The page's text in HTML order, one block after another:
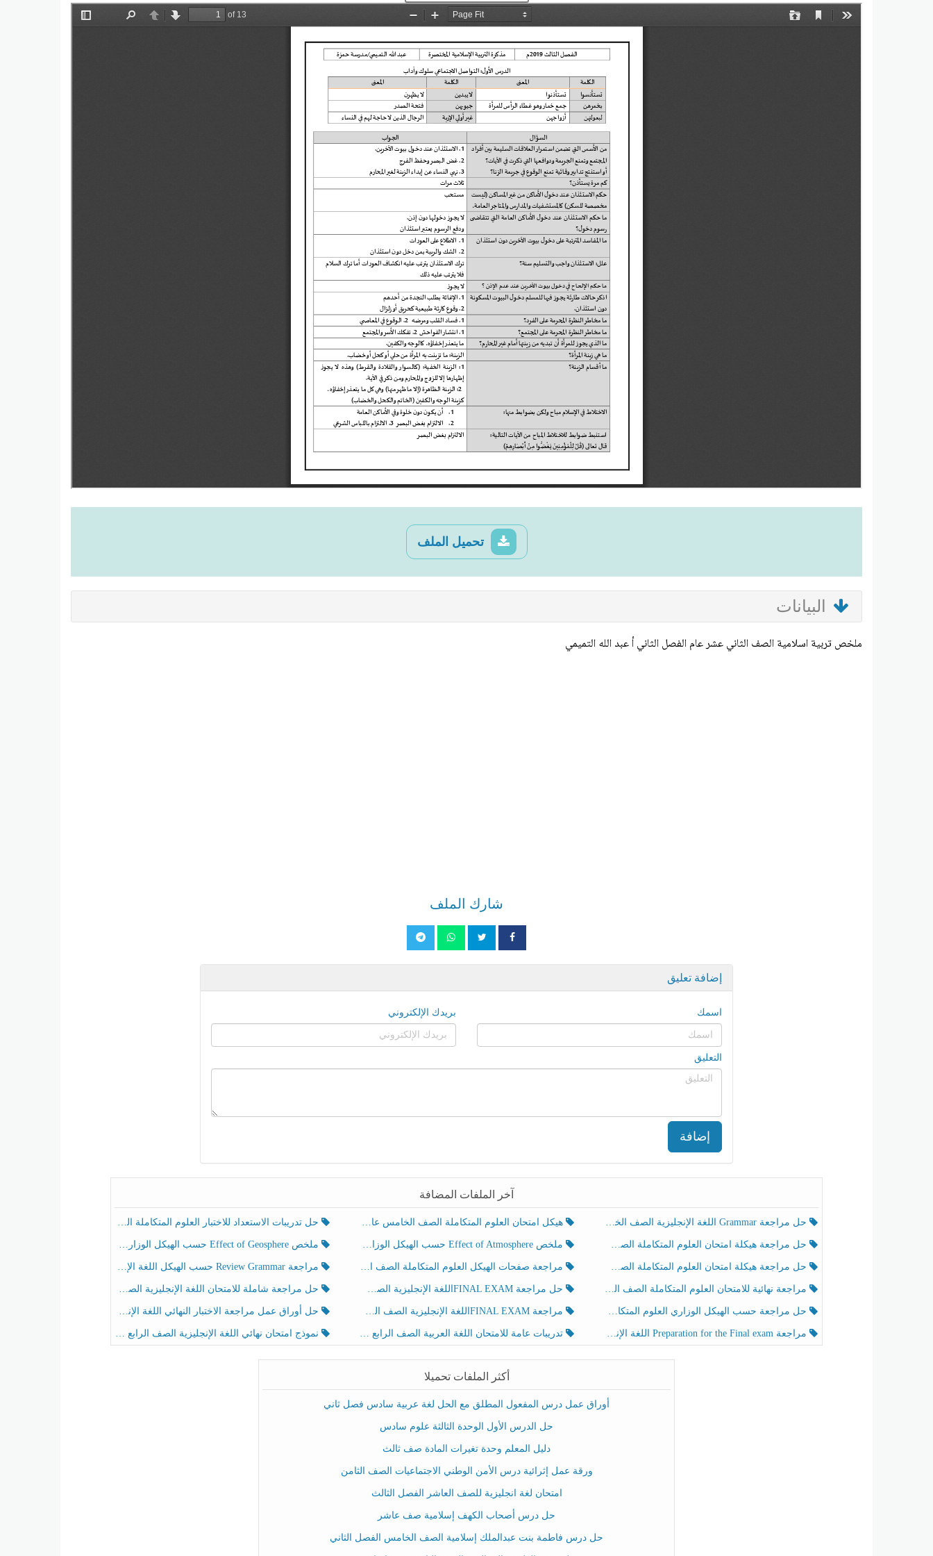
تحميل الملف
البيانات
ملخص تربية اسلامية الصف الثاني عشر عام الفصل الثاني أ عبد الله التميمي
شارك الملف
إضافة تعليق
اسمك بريدك الإلكتروني
التعليق
إضافة
آخر الملفات المضافة
حل مراجعة Grammar اللغة الإنجليزية الصف الخامس الفصل الثالث هيكل امتحان العلوم المتكاملة الصف الخامس عام الفصل الدراسي الثالث 2025-2026 حل تدريبات الاستعداد للاختبار العلوم المتكاملة الصف الخامس عام الفصل الثالث
حل مراجعة هيكلة امتحان العلوم المتكاملة الصف الخامس انسبير الفصل الثالث ملخص Effect of Atmosphere حسب الهيكل الوزاري العلوم المتكاملة الصف الخامس انسبير الفصل الثالث ملخص Effect of Geosphere حسب الهيكل الوزاري العلوم المتكاملة الصف الخامس انسبير الفصل الثالث
حل مراجعة هيكلة امتحان العلوم المتكاملة الصف الخامس عام الفصل الثالث مراجعة صفحات الهيكل العلوم المتكاملة الصف الخامس انسبير الفصل الثالث مراجعة Review Grammar حسب الهيكل اللغة الإنجليزية الصف الخامس الفصل الثالث
مراجعة نهائية للامتحان العلوم المتكاملة الصف الخامس انسبير الفصل الثالث حل مراجعة FINAL EXAMاللغة الإنجليزية الصف الخامس الفصل الثالث حل مراجعة شاملة للامتحان اللغة الإنجليزية الصف الخامس الفصل الثالث
حل مراجعة حسب الهيكل الوزاري العلوم المتكاملة الصف الخامس عام الفصل الثالث مراجعة FINAL EXAMاللغة الإنجليزية الصف الخامس الفصل الثالث حل أوراق عمل مراجعة الاختبار النهائي اللغة الإنجليزية الصف الرابع الفصل الثالث
مراجعة Preparation for the Final exam اللغة الإنجليزية الصف الرابع الفصل الثالث تدريبات عامة للامتحان اللغة العربية الصف الرابع الفصل الثالث نموذج امتحان نهائي اللغة الإنجليزية الصف الرابع الفصل الثالث
أكثر الملفات تحميلا
أوراق عمل درس المفعول المطلق مع الحل لغة عربية سادس فصل ثاني
حل الدرس الأول الوحدة الثالثة علوم سادس
دليل المعلم وحدة تغيرات المادة صف ثالث
ورقة عمل إثرائية درس الأمن الوطني الاجتماعيات الصف الثامن
امتحان لغة انجليزية للصف العاشر الفصل الثالث
حل درس أصحاب الكهف إسلامية صف عاشر
حل درس فاطمة بنت عبدالملك إسلامية الصف الخامس الفصل الثاني